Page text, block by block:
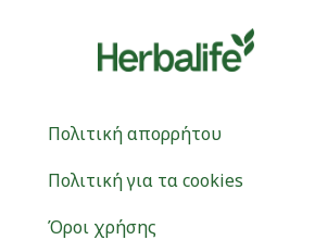
Πολιτική απορρήτου
Πολιτική για τα cookies
Όροι χρήσης